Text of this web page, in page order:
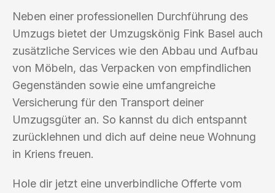
Neben einer professionellen Durchführung des
Umzugs bietet der Umzugskönig Fink Basel auch
zusätzliche Services wie den Abbau und Aufbau
von Möbeln, das Verpacken von empfindlichen
Gegenständen sowie eine umfangreiche
Versicherung für den Transport deiner
Umzugsgüter an. So kannst du dich entspannt
zurücklehnen und dich auf deine neue Wohnung
in Kriens freuen.
Hole dir jetzt eine unverbindliche Offerte vom